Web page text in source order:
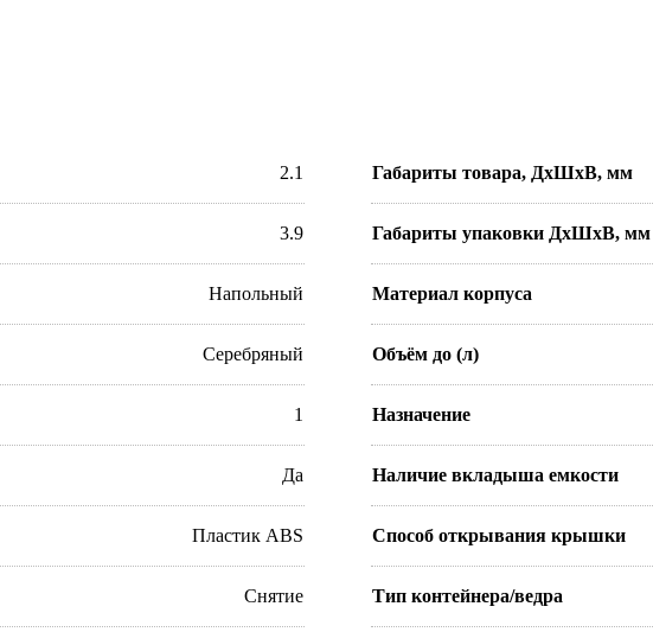
2.1 Габариты товара, ДхШхВ, мм
3.9 Габариты упаковки ДхШхВ, мм
Напольный Материал корпуса
Серебряный Объём до (л)
1 Назначение
Да Наличие вкладыша емкости
Пластик ABS Способ открывания крышки
Снятие Тип контейнера/ведра